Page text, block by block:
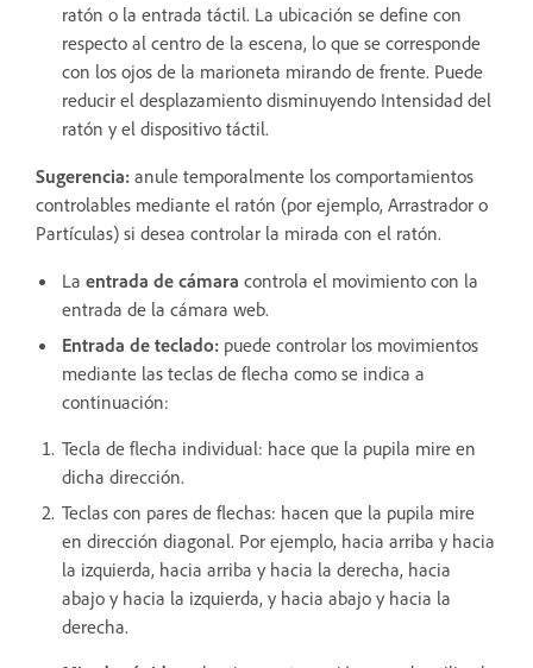
ratón o la entrada táctil. La ubicación se define con
respecto al centro de la escena, lo que se corresponde
con los ojos de la marioneta mirando de frente. Puede
reducir el desplazamiento disminuyendo Intensidad del
ratón y el dispositivo táctil.
Sugerencia: anule temporalmente los comportamientos
controlables mediante el ratón (por ejemplo, Arrastrador o
Partículas) si desea controlar la mirada con el ratón.
La entrada de cámara controla el movimiento con la
entrada de la cámara web.
Entrada de teclado: puede controlar los movimientos
mediante las teclas de flecha como se indica a
continuación:
Tecla de flecha individual: hace que la pupila mire en
dicha dirección.
Teclas con pares de flechas: hacen que la pupila mire
en dirección diagonal. Por ejemplo, hacia arriba y hacia
la izquierda, hacia arriba y hacia la derecha, hacia
abajo y hacia la izquierda, y hacia abajo y hacia la
derecha.